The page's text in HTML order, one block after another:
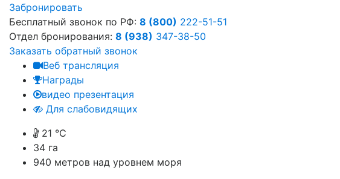
Забронировать
Бесплатный звонок по РФ: 8 (800) 222-51-51
Отдел бронирования: 8 (938) 347-38-50
Заказать обратный звонок
Веб трансляция
Награды
видео презентация
Для слабовидящих
21 °C
34 га
940 метров над уровнем моря